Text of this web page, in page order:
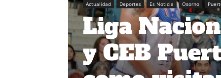
Actualidad Deportes Es Noticia Osorno
Liga
y CEB